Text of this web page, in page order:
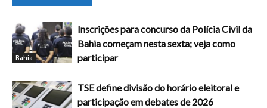
Bahia
Inscrições para concurso da Polícia Civil da
Bahia começam nesta sexta; veja como
participar
TSE define divisão do horário eleitoral e
participação em debates de 2026